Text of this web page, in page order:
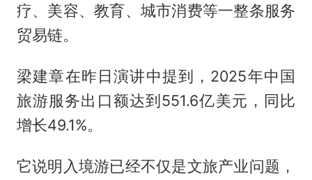
疗、美容、教育、城市消费等一整条服务
贸易链。
梁建章在昨日演讲中提到，2025年中国
旅游服务出口额达到551.6亿美元，同比
增长49.1%。
它说明入境游已经不仅是文旅产业问题，